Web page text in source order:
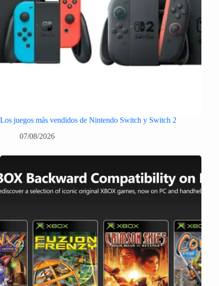
Los juegos más vendidos de Nintendo Switch y Switch 2
07/08/2026